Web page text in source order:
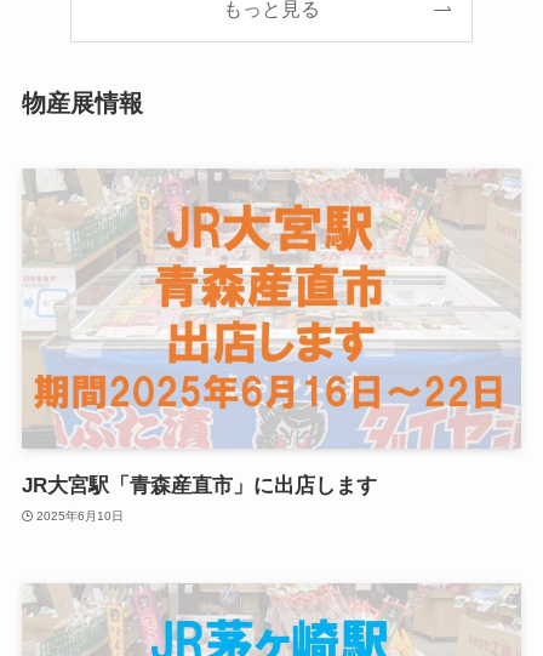
もっと見る
物産展情報
JR大宮駅「青森産直市」に出店します
2025年6月10日